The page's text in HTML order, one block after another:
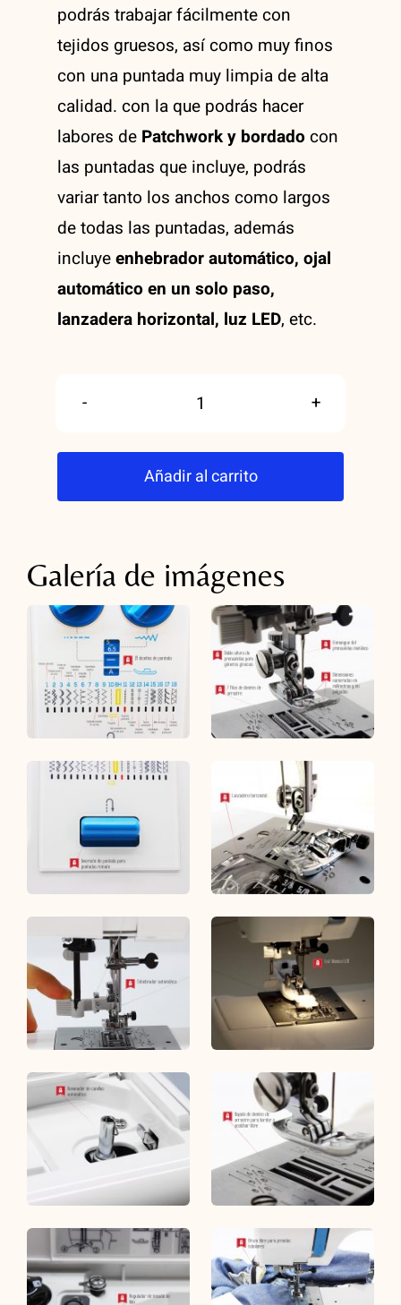
podrás trabajar fácilmente con
tejidos gruesos, así como muy finos
con una puntada muy limpia de alta
calidad. con la que podrás hacer
labores de Patchwork y bordado con
las puntadas que incluye, podrás
variar tanto los anchos como largos
de todas las puntadas, además
incluyeenhebrador automático, ojal
automático en un solo paso,
lanzadera horizontal, luz LED, etc.
Alfa
674
cantidad
Añadir al carrito
Galería de imágenes